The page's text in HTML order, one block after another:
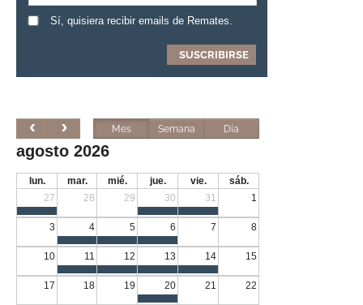
Sí, quisiera recibir emails de Remates.
Mes Semana Día
agosto 2026
lun. mar. mié. jue. vie.
sáb.
27
28 29 30 31 1
3 4 5 6 7 8
10 11 12 13 14 15
17 18 19 20 21 22